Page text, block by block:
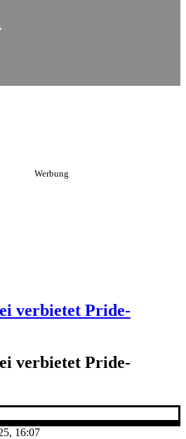
verbietet Pride-
verbietet Pride-
16:07